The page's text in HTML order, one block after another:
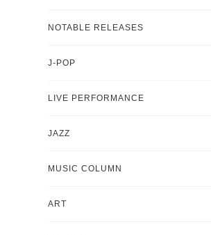
NOTABLE RELEASES
J-POP
LIVE PERFORMANCE
JAZZ
MUSIC COLUMN
ART